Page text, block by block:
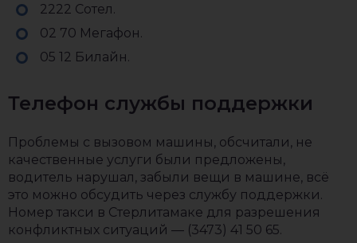
2222 Сотел.
02 70 Мегафон.
05 12 Билайн.
Телефон службы поддержки
Проблемы с вызовом машины, обсчитали, не
качественные услуги были предложены,
водитель нарушал, забыли вещи в машине, всё
это можно обсудить через службу поддержки.
Номер такси в Стерлитамаке для разрешения
конфликтных ситуаций — (3473) 41 50 65.